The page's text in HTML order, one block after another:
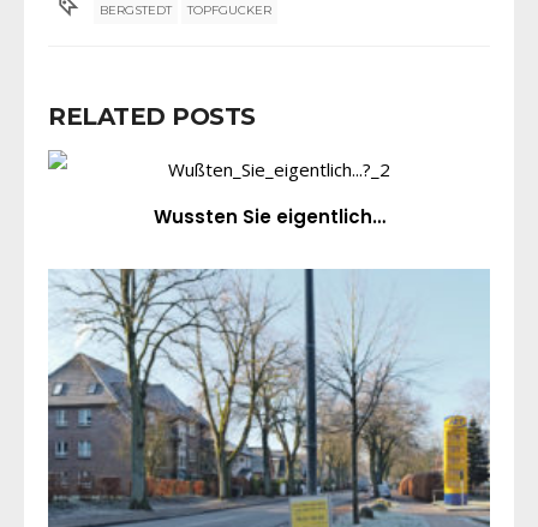
BERGSTEDT TOPFGUCKER
RELATED POSTS
Wussten Sie eigentlich…